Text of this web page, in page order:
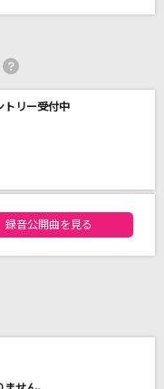
リー受付中
ランキング
録音公開曲を見る